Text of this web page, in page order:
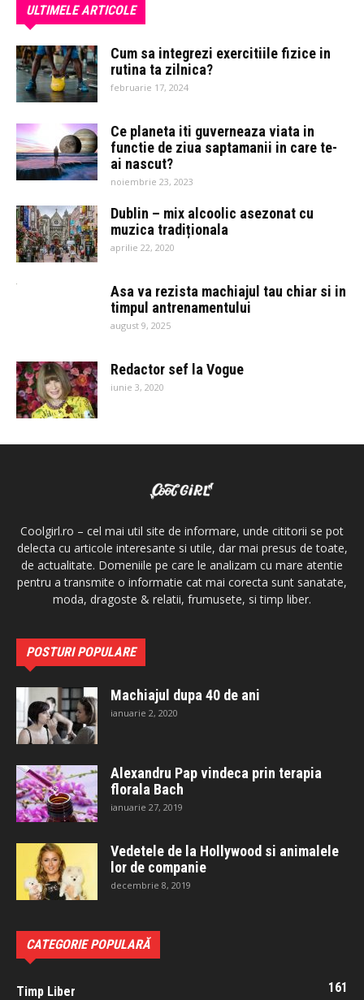
ULTIMELE ARTICOLE
Cum sa integrezi exercitiile fizice in
rutina ta zilnica?
februarie 17, 2024
Ce planeta iti guverneaza viata in
functie de ziua saptamanii in care te-
ai nascut?
noiembrie 23, 2023
Dublin – mix alcoolic asezonat cu
muzica tradiționala
aprilie 22, 2020
Asa va rezista machiajul tau chiar si in
timpul antrenamentului
august 9, 2025
Redactor sef la Vogue
iunie 3, 2020
Coolgirl.ro – cel mai util site de informare, unde cititorii se pot
delecta cu articole interesante si utile, dar mai presus de toate,
de actualitate. Domeniile pe care le analizam cu mare atentie
pentru a transmite o informatie cat mai corecta sunt sanatate,
moda, dragoste & relatii, frumusete, si timp liber.
POSTURI POPULARE
Machiajul dupa 40 de ani
ianuarie 2, 2020
Alexandru Pap vindeca prin terapia
florala Bach
ianuarie 27, 2019
Vedetele de la Hollywood si animalele
lor de companie
decembrie 8, 2019
CATEGORIE POPULARĂ
Timp Liber 161